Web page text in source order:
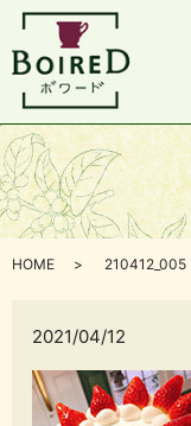
HOME 210412_005
2021/04/12